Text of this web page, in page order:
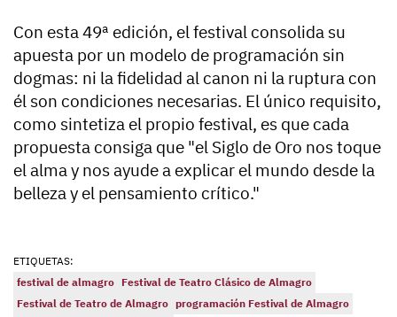
Con esta 49ª edición, el festival consolida su
apuesta por un modelo de programación sin
dogmas: ni la fidelidad al canon ni la ruptura con
él son condiciones necesarias. El único requisito,
como sintetiza el propio festival, es que cada
propuesta consiga que "el Siglo de Oro nos toque
el alma y nos ayude a explicar el mundo desde la
belleza y el pensamiento crítico."
ETIQUETAS:
festival de almagro Festival de Teatro Clásico de Almagro
Festival de Teatro de Almagro programación Festival de Almagro